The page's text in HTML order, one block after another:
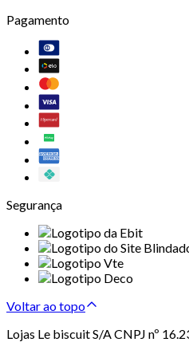
Pagamento
Segurança
Voltar ao topo
Lojas Le biscuit S/A CNPJ nº